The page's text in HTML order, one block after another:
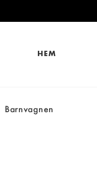
HEM
Barnvagnen